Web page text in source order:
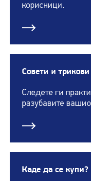
корисници.
Совети и трикови
Следете ги
разубавите
Каде да се купи?